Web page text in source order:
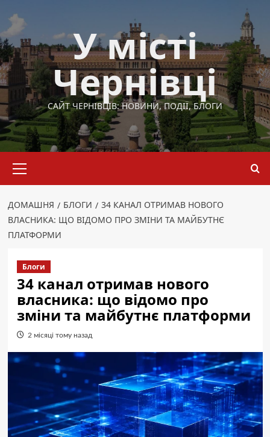
до
вмісту
У місті
Чернівці
САЙТ ЧЕРНІВЦІВ: НОВИНИ, ПОДІЇ, БЛОГИ
меню
ДОМАШНЯ БЛОГИ
34 КАНАЛ ОТРИМАВ НОВОГО
ВЛАСНИКА: ЩО ВІДОМО ПРО ЗМІНИ ТА МАЙБУТНЄ
ПЛАТФОРМИ
Блоги
34 канал отримав нового
власника: що відомо про
зміни та майбутнє платформи
2 місяці тому назад